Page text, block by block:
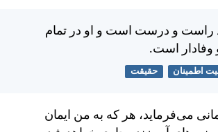
راست و درست است و او در تمام
وفادار است.
اطمینان حقیقت
می‌فرمايد، هر كه به من ايمان